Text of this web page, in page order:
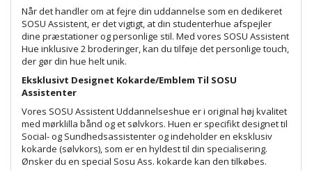
Når det handler om at fejre din uddannelse som en dedikeret
SOSU Assistent, er det vigtigt, at din studenterhue afspejler
dine præstationer og personlige stil. Med vores SOSU Assistent
Hue inklusive 2 broderinger, kan du tilføje det personlige touch,
der gør din hue helt unik.
Eksklusivt Designet Kokarde/Emblem Til SOSU
Assistenter
Vores SOSU Assistent Uddannelseshue er i original høj kvalitet
med mørklilla bånd og et sølvkors. Huen er specifikt designet til
Social- og Sundhedsassistenter og indeholder en eksklusiv
kokarde (sølvkors), som er en hyldest til din specialisering.
Ønsker du en special Sosu Ass. kokarde kan den tilkøbes.